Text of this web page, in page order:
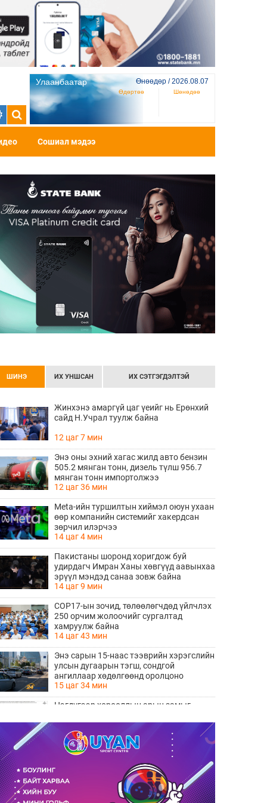
Улаанбаатар Өнөөдөр / 2026.08.07
Өдөртөө Шөнөдөө
Сошиал мэдээ
ШИНЭ ИХ УНШСАН ИХ СЭТГЭГДЭЛТЭЙ
Жинхэнэ амаргүй цаг үеийг нь Ерөнхий
сайд Н.Учрал туулж байна
12 цаг 7 мин
Энэ оны эхний хагас жилд авто бензин
505.2 мянган тонн, дизель түлш 956.7
мянган тонн импортолжээ
12 цаг 36 мин
Meta-ийн туршилтын хиймэл оюун ухаан
өөр компанийн системийг хакердсан
зөрчил илэрчээ
14 цаг 4 мин
Пакистаны шоронд хоригдож буй
удирдагч Имран Ханы хөвгүүд аавынхаа
эрүүл мэндэд санаа зовж байна
14 цаг 9 мин
COP17-ын зочид, төлөөлөгчдөд үйлчлэх
250 орчим жолоочийг сургалтад
хамруулж байна
14 цаг 43 мин
Энэ сарын 15-наас тээврийн хэрэгслийн
улсын дугаарын тэгш, сондгой
ангиллаар хөдөлгөөнд оролцоно
15 цаг 34 мин
Нэгдүгээр хорооллын арын замыг
хааж, борооны ус зайлуулах шугамын
хөндлөн сэтэлгээ хийнэ
15 цаг 36 мин
“Туул усан цогцолбор” төслийн
нэгдүгээр шатны ТЭЗҮ-ийг
боловсруулах ажил 90 хувийн
гүйцэтгэлтэй байна
15 цаг 38 мин